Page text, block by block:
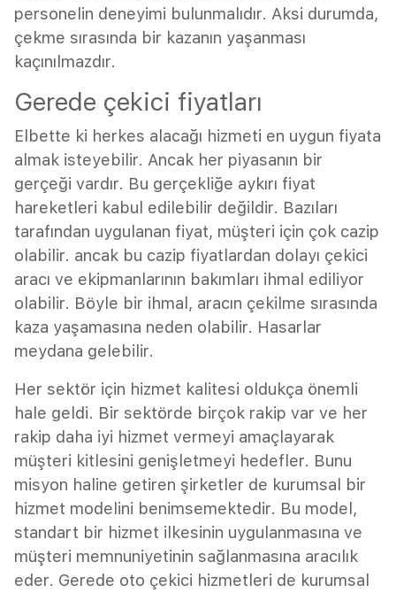
personelin deneyimi bulunmalıdır. Aksi durumda,
çekme sırasında bir kazanın yaşanması
kaçınılmazdır.
Gerede çekici fiyatları
Elbette ki herkes alacağı hizmeti en uygun fiyata
almak isteyebilir. Ancak her piyasanın bir
gerçeği vardır. Bu gerçekliğe aykırı fiyat
hareketleri kabul edilebilir değildir. Bazıları
tarafından uygulanan fiyat, müşteri için çok cazip
olabilir. ancak bu cazip fiyatlardan dolayı çekici
aracı ve ekipmanlarının bakımları ihmal ediliyor
olabilir. Böyle bir ihmal, aracın çekilme sırasında
kaza yaşamasına neden olabilir. Hasarlar
meydana gelebilir.
Her sektör için hizmet kalitesi oldukça önemli
hale geldi. Bir sektörde birçok rakip var ve her
rakip daha iyi hizmet vermeyi amaçlayarak
müşteri kitlesini genişletmeyi hedefler. Bunu
misyon haline getiren şirketler de kurumsal bir
hizmet modelini benimsemektedir. Bu model,
standart bir hizmet ilkesinin uygulanmasına ve
müşteri memnuniyetinin sağlanmasına aracılık
eder. Gerede oto çekici hizmetleri de kurumsal